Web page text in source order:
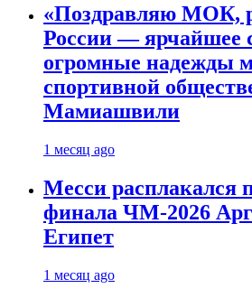
«Поздравляю МОК,
России — ярчайшее
огромные надежды
спортивной
Мамиашвили
1 месяц ago
Месси расплакался
финала ЧМ-2026
Египет
1 месяц ago